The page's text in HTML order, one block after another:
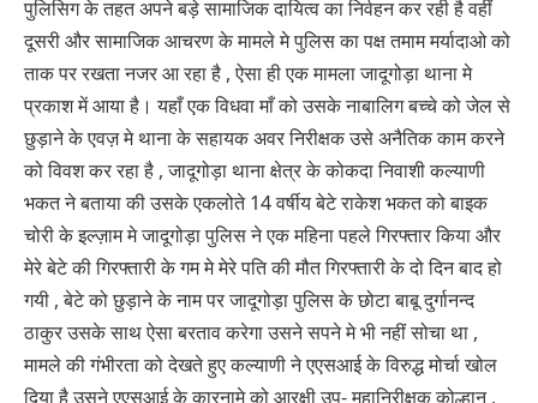
पुलिसिग के तहत अपने बड़े सामाजिक दायित्व का निर्वहन कर रही है वहीं
दूसरी और सामाजिक आचरण के मामले मे पुलिस का पक्ष तमाम मर्यादाओ को
ताक पर रखता नजर आ रहा है , ऐसा ही एक मामला जादूगोड़ा थाना मे
प्रकाश में आया है। यहाँ एक विधवा माँ को उसके नाबालिग बच्चे को जेल से
छुड़ाने के एवज़ मे थाना के सहायक अवर निरीक्षक उसे अनैतिक काम करने
को विवश कर रहा है , जादूगोड़ा थाना क्षेत्र के कोकदा निवाशी कल्याणी
भकत ने बताया की उसके एकलोते 14 वर्षीय बेटे राकेश भकत को बाइक
चोरी के इल्ज़ाम मे जादूगोड़ा पुलिस ने एक महिना पहले गिरफ्तार किया और
मेरे बेटे की गिरफ्तारी के गम मे मेरे पति की मौत गिरफ्तारी के दो दिन बाद हो
गयी , बेटे को छुड़ाने के नाम पर जादूगोड़ा पुलिस के छोटा बाबू दुर्गानन्द
ठाकुर उसके साथ ऐसा बरताव करेगा उसने सपने मे भी नहीं सोचा था ,
मामले की गंभीरता को देखते हुए कल्याणी ने एएसआई के विरुद्ध मोर्चा खोल
दिया है उसने एएसआई के कारनामे को आरक्षी उप- महानिरीक्षक कोल्हान ,